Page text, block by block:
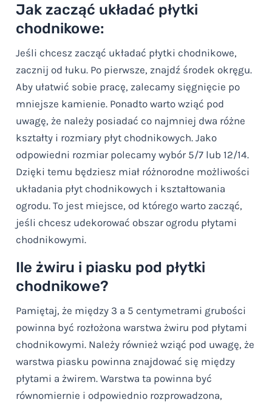
Jak zacząć układać płytki
chodnikowe:
Jeśli chcesz zacząć układać płytki chodnikowe,
zacznij od łuku. Po pierwsze, znajdź środek okręgu.
Aby ułatwić sobie pracę, zalecamy sięgnięcie po
mniejsze kamienie. Ponadto warto wziąć pod
uwagę, że należy posiadać co najmniej dwa różne
kształty i rozmiary płyt chodnikowych. Jako
odpowiedni rozmiar polecamy wybór 5/7 lub 12/14.
Dzięki temu będziesz miał różnorodne możliwości
układania płyt chodnikowych i kształtowania
ogrodu. To jest miejsce, od którego warto zacząć,
jeśli chcesz udekorować obszar ogrodu płytami
chodnikowymi.
Ile żwiru i piasku pod płytki
chodnikowe?
Pamiętaj, że między 3 a 5 centymetrami grubości
powinna być rozłożona warstwa żwiru pod płytami
chodnikowymi. Należy również wziąć pod uwagę, że
warstwa piasku powinna znajdować się między
płytami a żwirem. Warstwa ta powinna być
równomiernie i odpowiednio rozprowadzona,